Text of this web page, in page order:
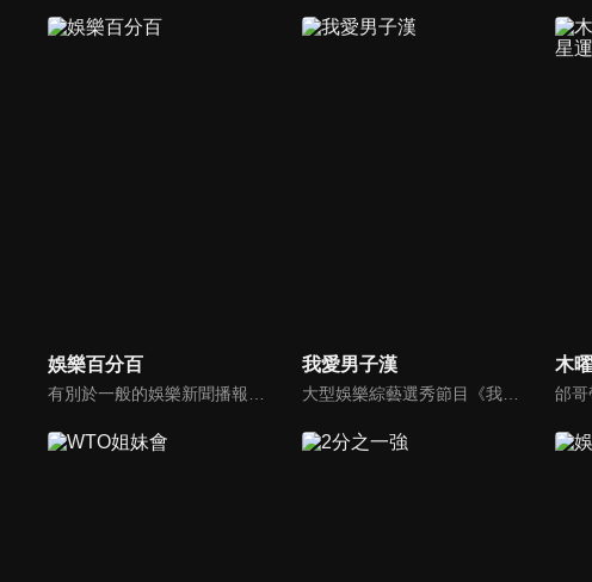
娛樂百分百 我愛男子漢
大型娛樂綜藝選秀節目《我愛男子漢》強勢登場！打造全新華語男子團體！各個參賽者無不卯足全力，使出看家本領只為登上夢想殿堂！為了擄獲評審芳心，哪些參賽者會使出意想不到的絕招呢？獨家精彩內容搶先看，想知道有什麼大來賓大駕光臨？想知道有那些爆笑互動內容？